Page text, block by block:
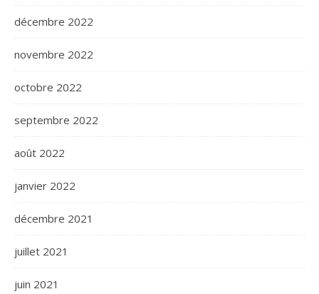
décembre 2022
novembre 2022
octobre 2022
septembre 2022
août 2022
janvier 2022
décembre 2021
juillet 2021
juin 2021